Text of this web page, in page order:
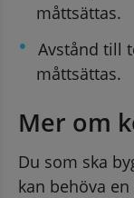
måttsättas.
Avstånd till
måttsättas.
Mer om
Du som ska
kan behöva